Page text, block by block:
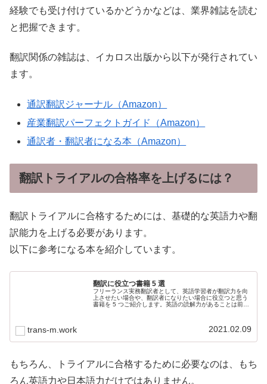
経験でも受け付けているかどうかなどは、業界雑誌を読む
と把握できます。
翻訳関係の雑誌は、イカロス出版から以下が発行されてい
ます。
通訳翻訳ジャーナル（Amazon）
産業翻訳パーフェクトガイド（Amazon）
通訳者・翻訳者になる本（Amazon）
翻訳トライアルの合格率を上げるには？
翻訳トライアルに合格するためには、基礎的な英語力や翻
訳能力を上げる必要があります。
以下に参考になる本を紹介しています。
翻訳に役立つ書籍 5 選
フリーランス実務翻訳者として、英語学習者が翻訳力を向
上させたい場合や、翻訳者になりたい場合に役立つと思う
書籍を 5 つご紹介します。英語の読解力があることは前提
trans-m.work 2021.02.09
もちろん、トライアルに合格するために必要なのは、もち
ろん英語力や日本語力だけではありません。